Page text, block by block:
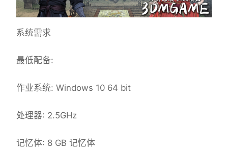
系统需求
最低配备:
作业系统: Windows 10 64 bit
处理器: 2.5GHz
记忆体: 8 GB 记忆体